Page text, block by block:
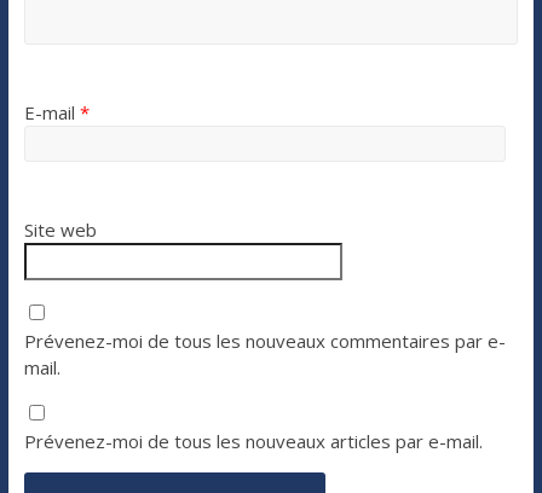
E-mail *
Site web
Prévenez-moi de tous les nouveaux commentaires par e-
mail.
Prévenez-moi de tous les nouveaux articles par e-mail.